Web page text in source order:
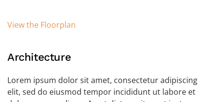
View the Floorplan
Architecture
Lorem ipsum dolor sit amet, consectetur adipiscing
elit, sed do eiusmod tempor incididunt ut labore et